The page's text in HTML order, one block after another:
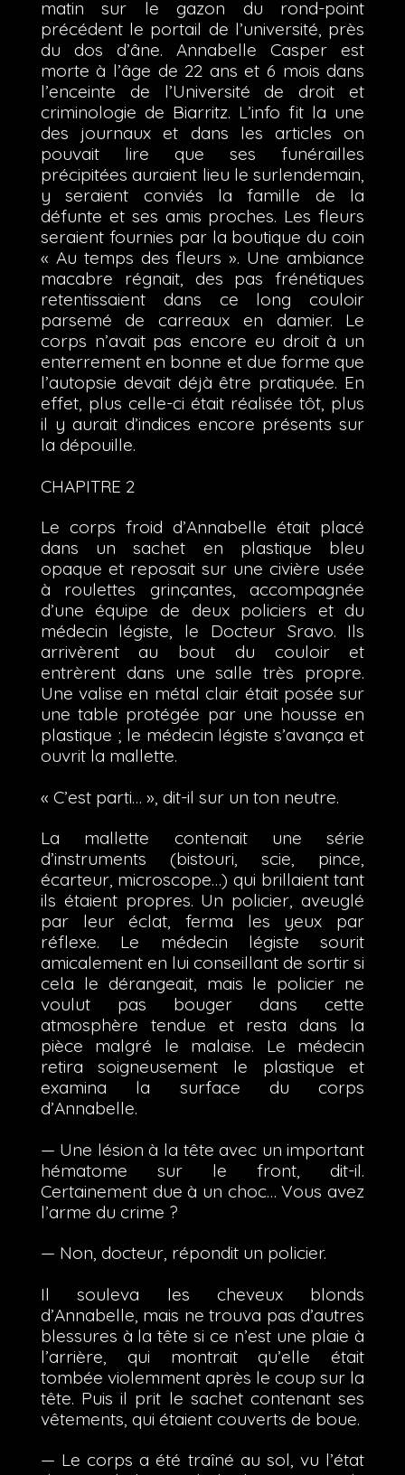
matin sur le gazon du rond-point
précédent le portail de l’université, près
du dos d’âne. Annabelle Casper est
morte à l’âge de 22 ans et 6 mois dans
l’enceinte de l’Université de droit et
criminologie de Biarritz. L’info fit la une
des journaux et dans les articles on
pouvait lire que ses funérailles
précipitées auraient lieu le surlendemain,
y seraient conviés la famille de la
défunte et ses amis proches. Les fleurs
seraient fournies par la boutique du coin
« Au temps des fleurs ». Une ambiance
macabre régnait, des pas frénétiques
retentissaient dans ce long couloir
parsemé de carreaux en damier. Le
corps n’avait pas encore eu droit à un
enterrement en bonne et due forme que
l’autopsie devait déjà être pratiquée. En
effet, plus celle-ci était réalisée tôt, plus
il y aurait d’indices encore présents sur
la dépouille.
CHAPITRE 2
Le corps froid d’Annabelle était placé
dans un sachet en plastique bleu
opaque et reposait sur une civière usée
à roulettes grinçantes, accompagnée
d’une équipe de deux policiers et du
médecin légiste, le Docteur Sravo. Ils
arrivèrent au bout du couloir et
entrèrent dans une salle très propre.
Une valise en métal clair était posée sur
une table protégée par une housse en
plastique ; le médecin légiste s’avança et
ouvrit la mallette.
« C’est parti… », dit-il sur un ton neutre.
La mallette contenait une série
d’instruments (bistouri, scie, pince,
écarteur, microscope…) qui brillaient tant
ils étaient propres. Un policier, aveuglé
par leur éclat, ferma les yeux par
réflexe. Le médecin légiste sourit
amicalement en lui conseillant de sortir si
cela le dérangeait, mais le policier ne
voulut pas bouger dans cette
atmosphère tendue et resta dans la
pièce malgré le malaise. Le médecin
retira soigneusement le plastique et
examina la surface du corps
d’Annabelle.
— Une lésion à la tête avec un important
hématome sur le front, dit-il.
Certainement due à un choc… Vous avez
l’arme du crime ?
— Non, docteur, répondit un policier.
Il souleva les cheveux blonds
d’Annabelle, mais ne trouva pas d’autres
blessures à la tête si ce n’est une plaie à
l’arrière, qui montrait qu’elle était
tombée violemment après le coup sur la
tête. Puis il prit le sachet contenant ses
vêtements, qui étaient couverts de boue.
— Le corps a été traîné au sol, vu l’état